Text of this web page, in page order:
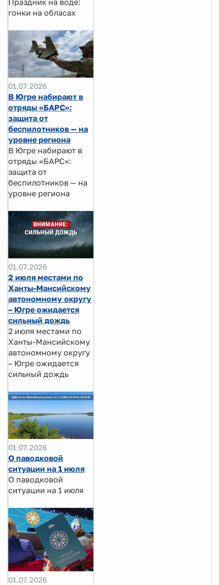
гонки на обласах
01.07.2026
В Югре набирают в
отряды «БАРС»:
защита от
беспилотников — на
уровне региона
В Югре набирают в
отряды «БАРС»:
защита от
беспилотников — на
уровне региона
01.07.2026
2 июля местами по
Ханты-Мансийскому
автономному округу
– Югре ожидается
сильный дождь
2 июля местами по
Ханты-Мансийскому
автономному округу
– Югре ожидается
сильный дождь
01.07.2026
О паводковой
ситуации на 1 июля
О паводковой
ситуации на 1 июля
01.07.2026